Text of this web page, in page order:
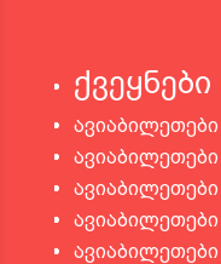
ქვეყნები
ავიაბილეთები
ავიაბილეთები